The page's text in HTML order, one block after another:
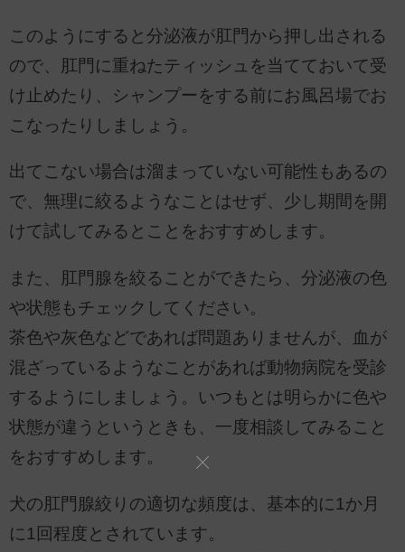
このようにすると分泌液が肛門から押し出される
ので、肛門に重ねたティッシュを当てておいて受
け止めたり、シャンプーをする前にお風呂場でお
こなったりしましょう。
出てこない場合は溜まっていない可能性もあるの
で、無理に絞るようなことはせず、少し期間を開
けて試してみるとことをおすすめします。
また、肛門腺を絞ることができたら、分泌液の色
や状態もチェックしてください。
茶色や灰色などであれば問題ありませんが、血が
混ざっているようなことがあれば動物病院を受診
するようにしましょう。いつもとは明らかに色や
状態が違うというときも、一度相談してみること
をおすすめします。
犬の肛門腺絞りの適切な頻度は、基本的に1か月
に1回程度とされています。